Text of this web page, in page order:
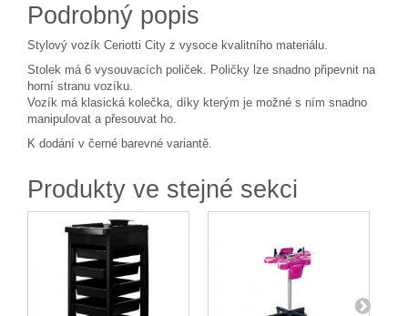
Podrobný popis
Stylový vozík Ceriotti City z vysoce kvalitního materiálu.
Stolek má 6 vysouvacích poliček. Poličky lze snadno připevnit na
horní stranu vozíku.
Vozík má klasická kolečka, díky kterým je možné s ním snadno
manipulovat a přesouvat ho.
K dodání v černé barevné variantě.
Produkty ve stejné sekci